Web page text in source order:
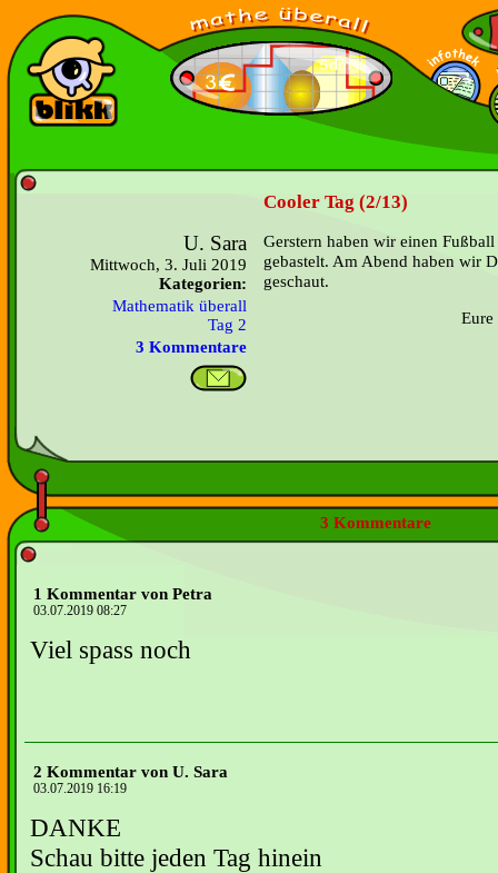
Cooler Tag (2/13)
U. Sara
Mittwoch, 3. Juli 2019
Kategorien:
Mathematik überall
Tag 2
3 Kommentare
Gerstern haben wir einen
gebastelt. Am Abend haben wir
geschaut.
Eure
3 Kommentare
1 Kommentar von Petra
03.07.2019 08:27
Viel spass noch
2 Kommentar von U. Sara
03.07.2019 16:19
DANKE
Schau bitte jeden Tag hinein